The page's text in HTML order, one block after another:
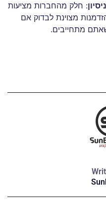
: חלק מהחברות מציעות
מצוינת לבדוק אם
מתחייבים.